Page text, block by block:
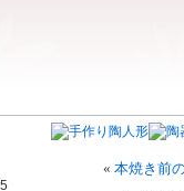
« 本焼き前